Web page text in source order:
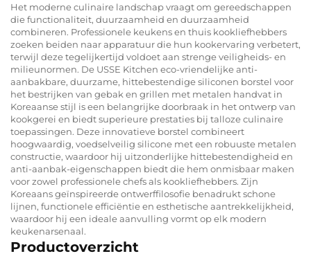
Het moderne culinaire landschap vraagt om gereedschappen
die functionaliteit, duurzaamheid en duurzaamheid
combineren. Professionele keukens en thuis kookliefhebbers
zoeken beiden naar apparatuur die hun kookervaring verbetert,
terwijl deze tegelijkertijd voldoet aan strenge veiligheids- en
milieunormen. De USSE Kitchen eco-vriendelijke anti-
aanbakbare, duurzame, hittebestendige siliconen borstel voor
het bestrijken van gebak en grillen met metalen handvat in
Koreaanse stijl is een belangrijke doorbraak in het ontwerp van
kookgerei en biedt superieure prestaties bij talloze culinaire
toepassingen. Deze innovatieve borstel combineert
hoogwaardig, voedselveilig silicone met een robuuste metalen
constructie, waardoor hij uitzonderlijke hittebestendigheid en
anti-aanbak-eigenschappen biedt die hem onmisbaar maken
voor zowel professionele chefs als kookliefhebbers. Zijn
Koreaans geïnspireerde ontwerffilosofie benadrukt schone
lijnen, functionele efficiëntie en esthetische aantrekkelijkheid,
waardoor hij een ideale aanvulling vormt op elk modern
keukenarsenaal.
Productoverzicht